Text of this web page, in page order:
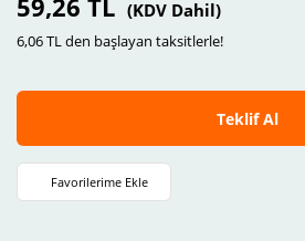
59,26 TL (KDV Dahil)
6,06 TL den başlayan taksitlerle!
Teklif Al